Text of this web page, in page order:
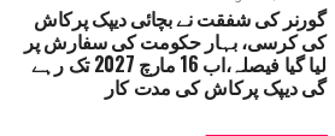
رکن بننا لازمی ہے۔ ایسا نہ
کو وزارتی عہدہ چھوڑنا پڑ
گورنر کی شفقت نے بچائی دیپک پرکاش
کی کرسی، بہار حکومت کی سفارش پر
لیا گیا فیصلہ،اب 16 مارچ 2027 تک رہے
گی دیپک پرکاش کی مدت کار